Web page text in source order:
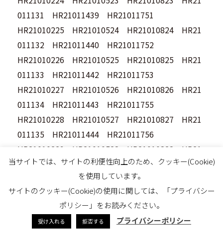
011131 HR21011439 HR21011751
HR21010225 HR21010524 HR21010824 HR21
011132 HR21011440 HR21011752
HR21010226 HR21010525 HR21010825 HR21
011133 HR21011442 HR21011753
HR21010227 HR21010526 HR21010826 HR21
011134 HR21011443 HR21011755
HR21010228 HR21010527 HR21010827 HR21
011135 HR21011444 HR21011756
HR21010229 HR21010528 HR21010828 HR21
011136 HR21011445 HR21011757
HR21010230 HR21010529 HR21010829 HR21
011137 HR21011446 HR21011758
HR21010231 HR21010530 HR21010830 HR21
011138 HR21011447 HR21011759
当サイトでは、サイトの利便性向上のため、クッキー(Cookie)
を使用しています。
サイトのクッキー(Cookie)の使用に関しては、「プライバシー
ポリシー」をお読みください。
受け入れる 拒否する プライバシーポリシー